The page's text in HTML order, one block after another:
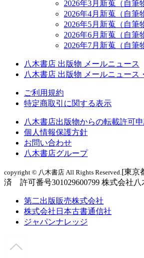
2026年3月新蒐（自筆
2026年4月新蒐（自筆
2026年5月新蒐（自筆
2026年6月新蒐（自筆
2026年7月新蒐（自筆
八木書店 出版物 メールニュース
八木書店 出版物 メールニュース
ご利用規約
特定商取引に関する表示
八木書店出版物からの転載許可
個人情報保護方針
お問い合わせ
八木書店グループ
copyright © 八木書店 All Rights Reserved. [東京
済 許可番号301029600799 株式会社八
第二出版販売株式会社
株式会社日本古書通信社
ジャパンナレッジ